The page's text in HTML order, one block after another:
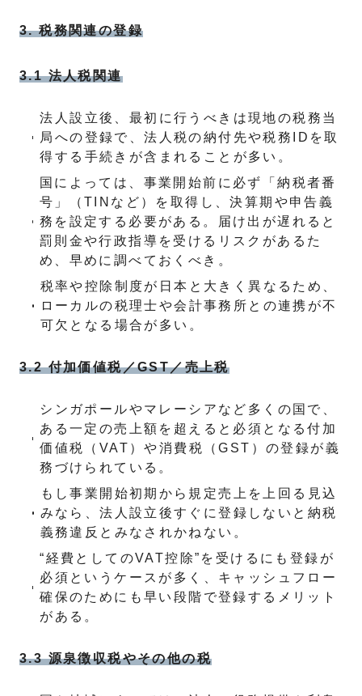
3. 税務関連の登録
3.1 法人税関連
法人設立後、最初に行うべきは現地の税務当
局への登録で、法人税の納付先や税務IDを取
得する手続きが含まれることが多い。
国によっては、事業開始前に必ず「納税者番
号」（TINなど）を取得し、決算期や申告義
務を設定する必要がある。届け出が遅れると
罰則金や行政指導を受けるリスクがあるた
め、早めに調べておくべき。
税率や控除制度が日本と大きく異なるため、
ローカルの税理士や会計事務所との連携が不
可欠となる場合が多い。
3.2 付加価値税／GST／売上税
シンガポールやマレーシアなど多くの国で、
ある一定の売上額を超えると必須となる付加
価値税（VAT）や消費税（GST）の登録が義
務づけられている。
もし事業開始初期から規定売上を上回る見込
みなら、法人設立後すぐに登録しないと納税
義務違反とみなされかねない。
“経費としてのVAT控除”を受けるにも登録が
必須というケースが多く、キャッシュフロー
確保のためにも早い段階で登録するメリット
がある。
3.3 源泉徴収税やその他の税